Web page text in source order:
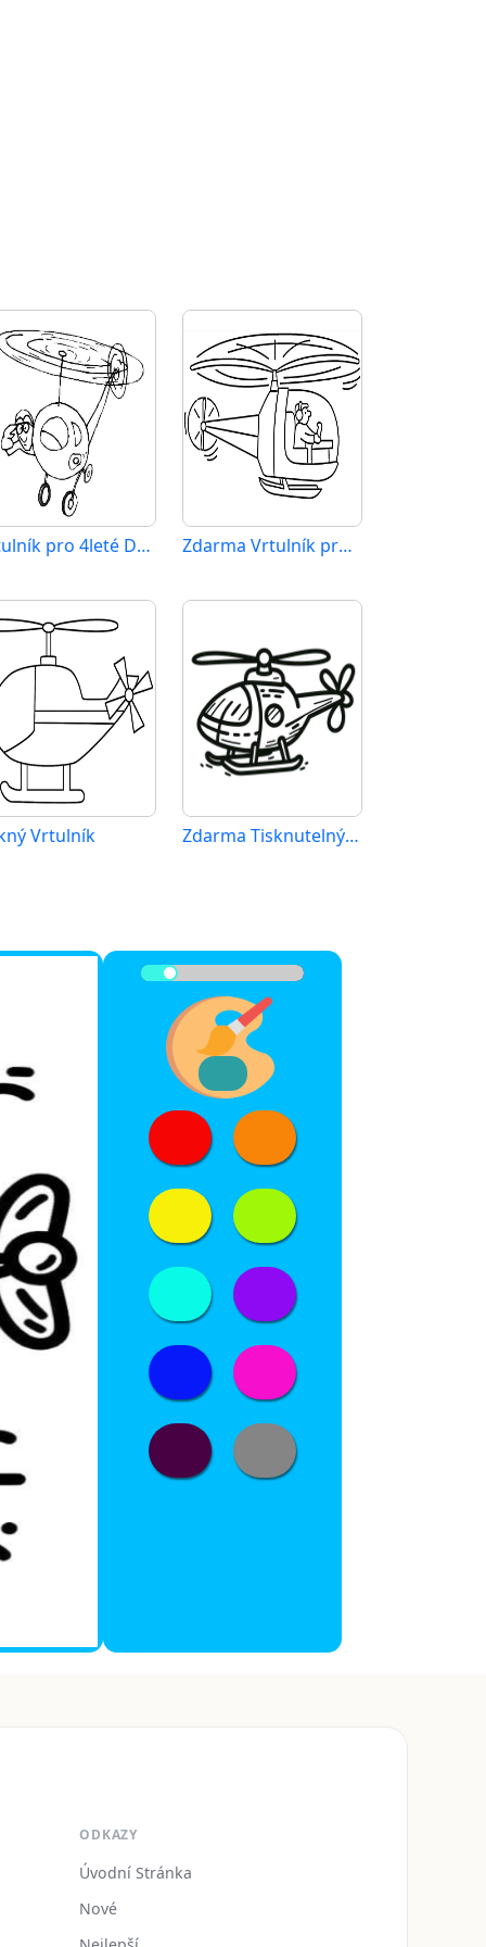
Vrtulník pro 4leté Děti Zdarma Vrtulník pro Malé Děti
Vrtulník Zdarma Tisknutelný Vrtulník
ODKAZY
Úvodní Stránka
Nové